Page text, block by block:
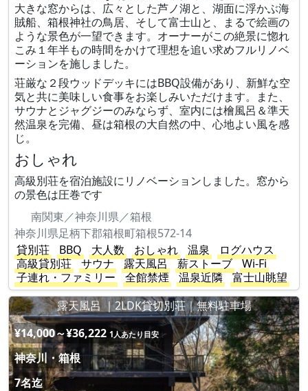
大きな窓からは、広々とした芦ノ湖と、湖面に浮かぶ海
賊船、箱根神社の鳥居、そして富士山と、まるで絵画の
ような景色が一望できます。オーナーがこの絶景に惚れ
こみ１年半もの時間をかけて理想を追い求めフルリノベ
ーションを施しました。
荘厳な２段ウッドデッキにはBBQ設備があり、新鮮な空
気と共に美味しい食事をお楽しみいただけます。また、
サウナとジャグジーのみならず、室内には檜風呂＆準天
然温泉を完備、昼は箱根の大自然の中、心地よい風を感
じ。
おしゃれ
高級別荘を宿泊施設にリノベーションしました。窓から
の景色は圧巻です
南関東／神奈川県／箱根
神奈川県足柄下郡箱根町箱根572-14
貸別荘
BBQ 大人数 おしゃれ 温泉
ログハウス
高級貸別荘
サウナ 露天風呂 薪ストーブ
Wi-Fi
子連れ・ファミリー
全館禁煙 温泉近隣
富士山眺望
露天風呂 ｜2LDK貸切別荘｜無料駐車場
¥14,000～¥36,222 1人あたり目安
神奈川・箱根
7名迄